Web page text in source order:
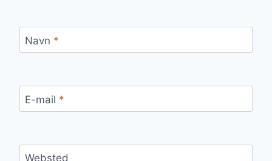
Navn *
E-mail *
Websted